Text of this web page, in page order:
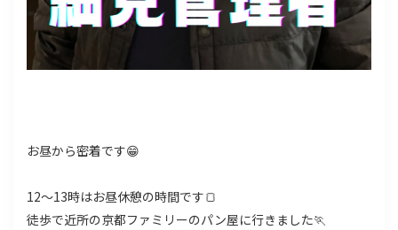
お昼から密着です😁
12～13時はお昼休憩の時間です🍞
徒歩で近所の京都ファミリーのパン屋に行きました🏃